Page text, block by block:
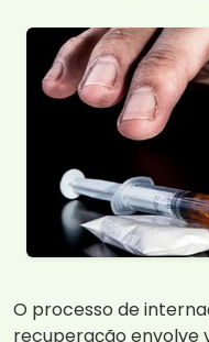
O processo de
recuperação envolve